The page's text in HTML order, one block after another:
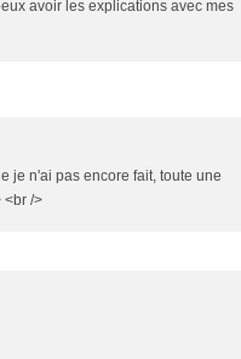
avoir les explications avec mes
je n'ai pas encore fait, toute une
<br />